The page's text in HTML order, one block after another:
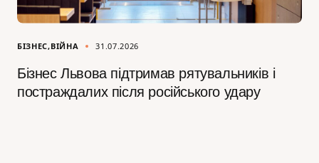
БІЗНЕС ВІЙНА 31.07.2026
Бізнес Львова підтримав рятувальників і
постраждалих після російського удару